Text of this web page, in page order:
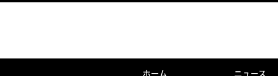
ホーム ニュース